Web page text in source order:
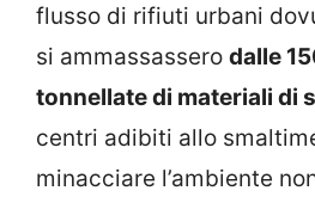
flusso di rifiuti urbani
si ammassassero dalle
tonnellate di materiali di
centri adibiti allo
minacciare l’ambiente